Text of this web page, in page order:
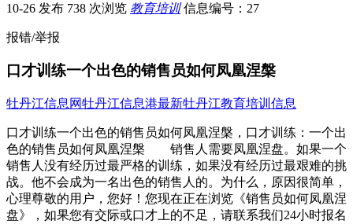
10-26 发布 738 次浏览 教育培训 信息编号：27
报错/举报
口才训练一个出色的销售员如何凤凰涅槃
牡丹江信息网牡丹江信息港最新牡丹江教育培训信息
口才训练一个出色的销售员如何凤凰涅槃，口才训练：一个出
色的销售员如何凤凰涅槃 销售人需要凤凰涅盘。如果一个
销售人没有经历过最严格的训练，如果没有经历过最艰难的挑
战。他不会成为一名出色的销售人的。为什么，原因很简单，
心理尊敬的用户，您好！您现在正在浏览《销售员如何凤凰涅
盘》，如果您有交际或口才上的不足，请联系我们24小时报名